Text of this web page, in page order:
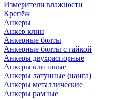
Измерители влажности
Крепёж
Анкеры
Анкер клин
Анкерные болты
Анкерные болты с гайкой
Анкеры двухраспорные
Анкеры клиновые
Анкеры латунные (цанга)
Анкеры металлические
Анкеры рамные